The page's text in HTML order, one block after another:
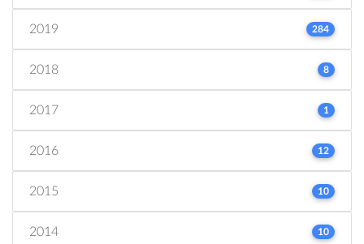
2019 284
2018 8
2017 1
2016 12
2015 10
2014 10